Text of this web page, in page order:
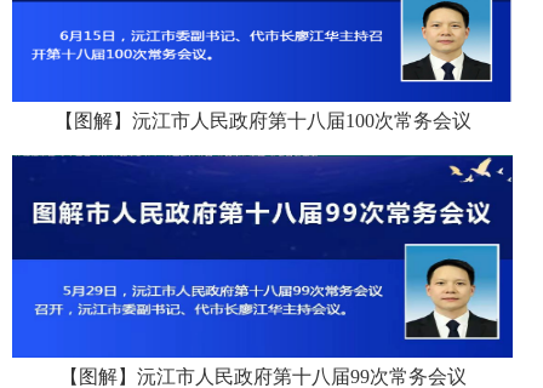
【图解】沅江市人民政府第十八届100次常务会议
【图解】沅江市人民政府第十八届99次常务会议